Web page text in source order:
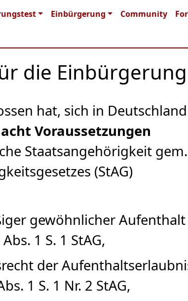
Einbürgerung Community
die Einbürgerung
hat, sich in Deutschland
acht Voraussetzungen
Staatsangehörigkeit gem.
(StAG)
gewöhnlicher Aufenthalt
1 S. 1 StAG,
der
1 S. 1 Nr. 2 StAG,